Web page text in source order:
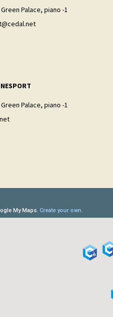
Palace, piano -1
Palace, piano -1